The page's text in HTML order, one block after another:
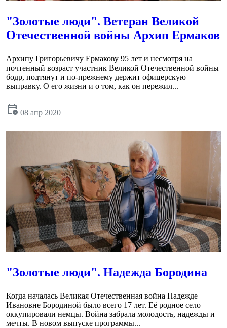
"Золотые люди". Ветеран Великой
Отечественной войны Архип Ермаков
Архипу Григорьевичу Ермакову 95 лет и несмотря на
почтенный возраст участник Великой Отечественной войны
бодр, подтянут и по-прежнему держит офицерскую
выправку. О его жизни и о том, как он пережил...
calendar_clock 08 апр 2020
"Золотые люди". Надежда Бородина
Когда началась Великая Отечественная война Надежде
Ивановне Бородиной было всего 17 лет. Её родное село
оккупировали немцы. Война забрала молодость, надежды и
мечты. В новом выпуске программы...